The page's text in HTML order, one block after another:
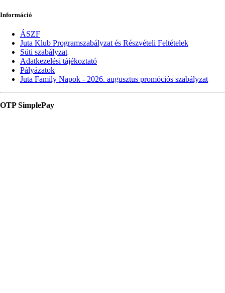
Információ
ÁSZF
Juta Klub Programszabályzat és Részvételi Feltételek
Süti szabályzat
Adatkezelési tájékoztató
Pályázatok
Juta Family Napok - 2026. augusztus promóciós szabályzat
OTP SimplePay